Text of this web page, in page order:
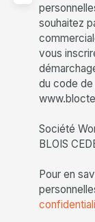
souhaitez
vous
du code de
Société
BLOIS
Pour en